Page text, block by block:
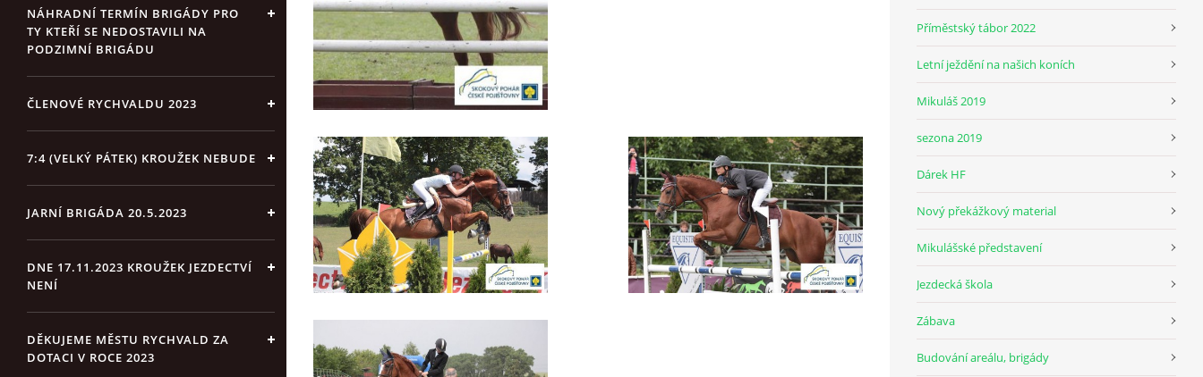
NÁHRADNÍ TERMÍN BRIGÁDY PRO
TY KTEŘÍ SE NEDOSTAVILI NA
PODZIMNÍ BRIGÁDU
ČLENOVÉ RYCHVALDU 2023
7:4 (VELKÝ PÁTEK) KROUŽEK NEBUDE
JARNÍ BRIGÁDA 20.5.2023
DNE 17.11.2023 KROUŽEK JEZDECTVÍ
NENÍ
DĚKUJEME MĚSTU RYCHVALD ZA
DOTACI V ROCE 2023
Příměstský tábor 2022
Letní ježdění na našich koních
Mikuláš 2019
sezona 2019
Dárek HF
Nový překážkový material
Mikulášské představení
Jezdecká škola
Zábava
Budování areálu, brigády